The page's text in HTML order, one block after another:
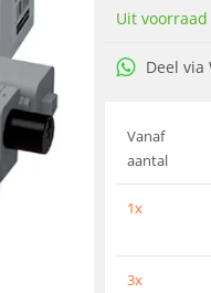
Uit
Deel via
Vanaf
aantal
1x
3x